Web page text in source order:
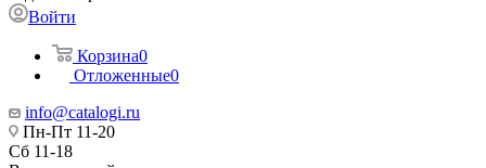
Войти
Корзина0
Отложенные0
info@catalogi.ru
Пн-Пт 11-20
Сб 11-18